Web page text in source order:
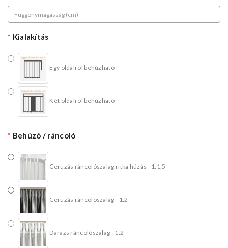
Kialakítás
Egy oldalról behúzható
Két oldalról behúzható
Behúzó / ráncoló
Ceruzás ráncolószalag ritka húzás - 1:1,5
Ceruzás ráncolószalag - 1:2
Darázs ráncolószalag - 1:2